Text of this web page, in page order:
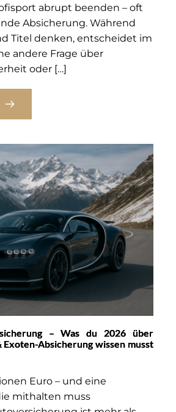
abrupt beenden – oft
Absicherung. Während
Titel denken, entscheidet im
andere Frage über
oder […]
– Was du 2026 über
Exoten-Absicherung wissen musst
Euro – und eine
mithalten muss